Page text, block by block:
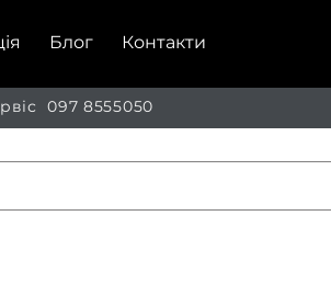
Блог Контакти
097 8555050